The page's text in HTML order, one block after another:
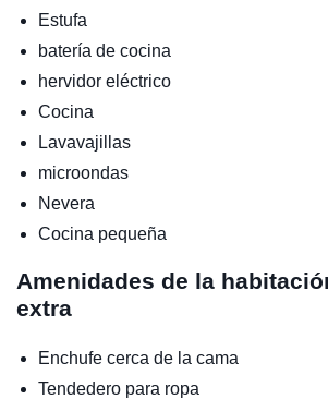
Estufa
batería de cocina
hervidor eléctrico
Cocina
Lavavajillas
microondas
Nevera
Cocina pequeña
Amenidades de la
extra
Enchufe cerca de la cama
Tendedero para ropa